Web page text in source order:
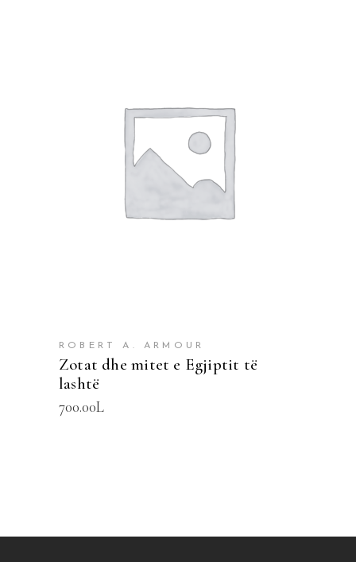
SHTOJE NË SHPORTË
ROBERT A. ARMOUR
Zotat dhe mitet e Egjiptit të
lashtë
700.00L